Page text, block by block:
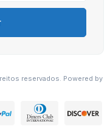
reservados. Powered by